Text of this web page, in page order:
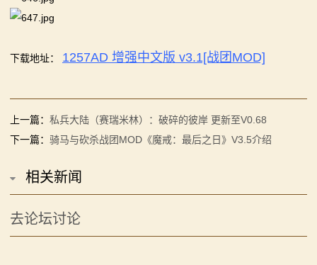
下载地址： 1257AD 增强中文版 v3.1[战团MOD]
上一篇： 私兵大陆（赛瑞米林）：破碎的彼岸 更新至V0.68
下一篇： 骑马与砍杀战团MOD《魔戒：最后之日》V3.5介绍
相关新闻
去论坛讨论